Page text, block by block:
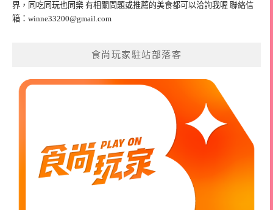
界，同吃同玩也同樂 有相關問題或推薦的美食都可以洽詢我喔 聯絡信
箱： winne33200@gmail.com
食尚玩家駐站部落客